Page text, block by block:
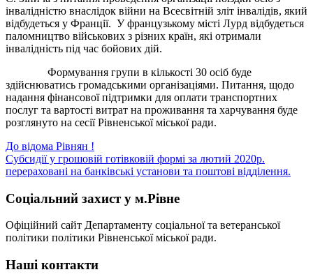
інвалідністю внаслідок війни на Всесвітній зліт інвалідів, який
відбудеться у Франції. У французькому місті Лурд відбудеться
паломництво військових з різних країн, які отримали
інвалідність під час бойових дій.
Формування групи в кількості 30 осіб буде
здійснюватись громадськими організаціями. Питання, щодо
надання фінансової підтримки для оплати транспортних
послуг та вартості витрат на проживання та харчування буде
розглянуто на сесії Рівненської міської ради.
Навігація
записів
До відома Рівнян !
Субсидії у грошовій готівковій формі за лютий 2020р.
перераховані на банківські установи та поштові відділення.
Соціальний захист у м.Рівне
Офіційний сайт Департаменту соціальної та ветеранської
політики політики Рівненської міської ради.
Наші контакти